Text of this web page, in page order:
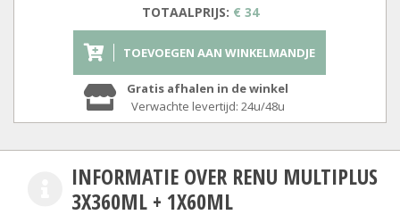
TOTAALPRIJS: € 34
TOEVOEGEN AAN WINKELMANDJE
Gratis afhalen in de winkel
Verwachte levertijd: 24u/48u
INFORMATIE OVER RENU MULTIPLUS
3X360ML + 1X60ML